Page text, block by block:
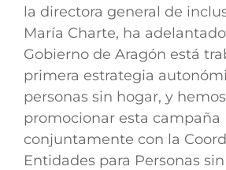
la directora general de
María Charte, ha
Gobierno de Aragón está
primera estrategia
personas sin hogar, y
promocionar esta campaña
conjuntamente con la
Entidades para Personas